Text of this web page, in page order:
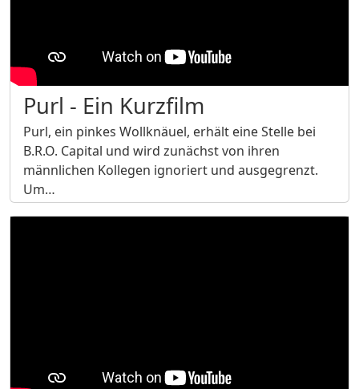
Purl - Ein Kurzfilm
Purl, ein pinkes Wollknäuel, erhält eine Stelle bei
B.R.O. Capital und wird zunächst von ihren
männlichen Kollegen ignoriert und ausgegrenzt.
Um…